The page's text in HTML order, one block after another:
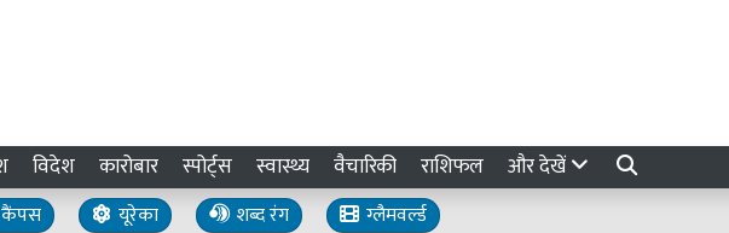
विदेश कारोबार स्पोर्ट्स स्वास्थ्य वैचारिकी राशिफल और देखें
यूरेका शब्द रंग
ग्लैमवर्ल्ड